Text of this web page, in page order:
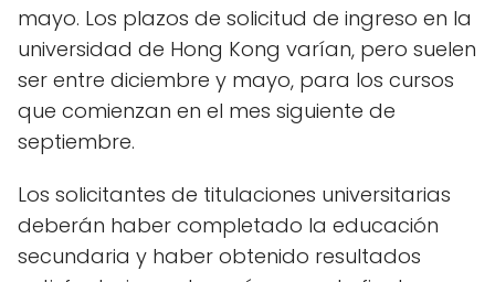
mayo. Los plazos de solicitud de ingreso en la
universidad de Hong Kong varían, pero suelen
ser entre diciembre y mayo, para los cursos
que comienzan en el mes siguiente de
septiembre.
Los solicitantes de titulaciones universitarias
deberán haber completado la educación
secundaria y haber obtenido resultados